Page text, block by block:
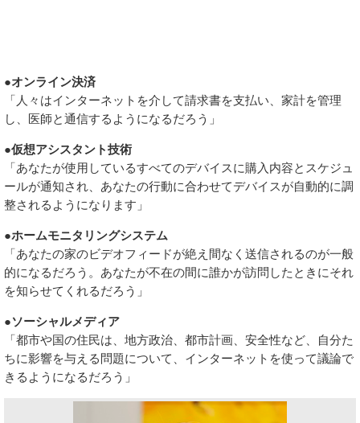
●オンライン決済
「人々はインターネットを介して請求書を支払い、家計を管理
し、医師と通信するようになるだろう」
●仮想アシスタント技術
「あなたが使用しているすべてのデバイスに購入内容とスケジュ
ールが通知され、あなたの行動に合わせてデバイスが自動的に調
整されるようになります」
●ホームモニタリングシステム
「あなたの家のビデオフィードが絶え間なく送信されるのが一般
的になるだろう。あなたが不在の間に誰かが訪問したときにそれ
を知らせてくれるだろう」
●ソーシャルメディア
「都市や国の住民は、地方政治、都市計画、安全性など、自分た
ちに影響を与える問題について、インターネットを使って議論で
きるようになるだろう」